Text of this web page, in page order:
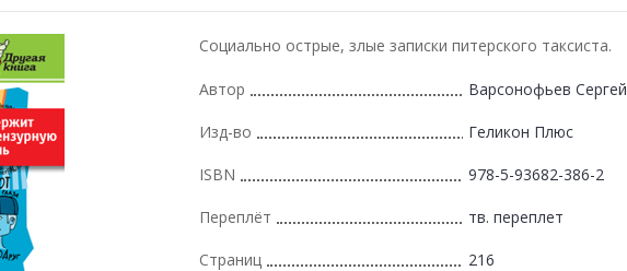
Социально острые, злые записки питерского таксиста.
Автор Варсонофьев Сергей
Изд-во Геликон Плюс
ISBN 978-5-93682-386-2
Переплёт тв. переплет
Страниц 216